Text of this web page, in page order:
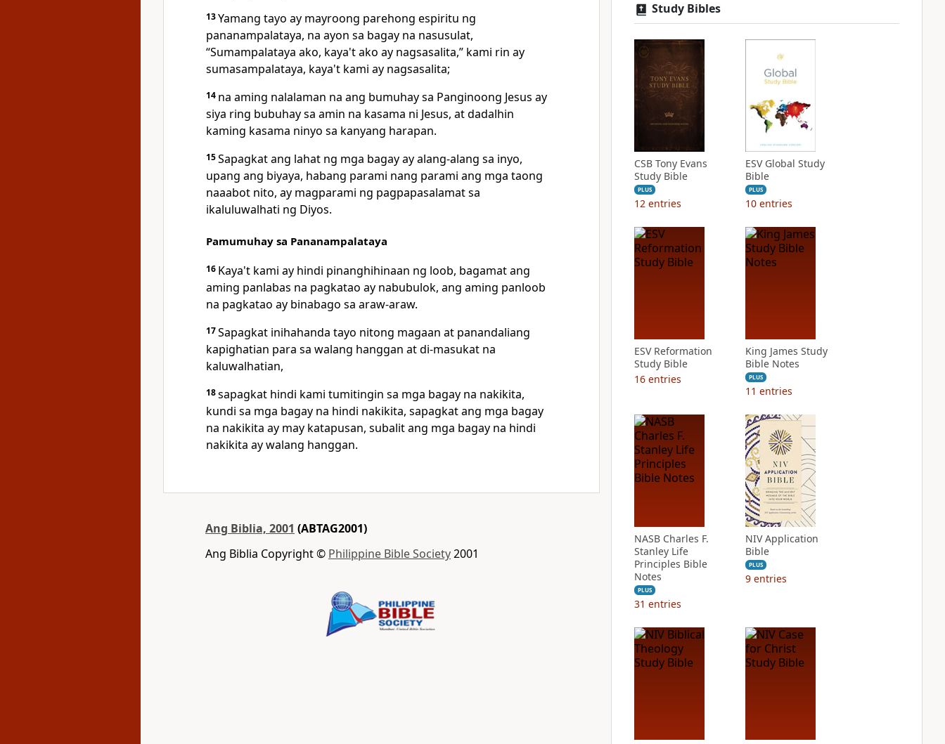
13Yamang tayo ay mayroong parehong espiritu ng
pananampalataya, na ayon sa bagay na nasusulat,
“Sumampalataya ako, kaya't ako ay nagsasalita,” kami rin ay
sumasampalataya, kaya't kami ay nagsasalita;
14 na aming nalalaman na ang bumuhay sa Panginoong Jesus ay
siya ring bubuhay sa amin na kasama ni Jesus, at dadalhin
kaming kasama ninyo sa kanyang harapan.
15Sapagkat ang lahat ng mga bagay ay alang-alang sa inyo,
upang ang biyaya, habang parami nang parami ang mga taong
naaabot nito, ay magparami ng pagpapasalamat sa
ikaluluwalhati ng Diyos.
Pamumuhay sa Pananampalataya
16 Kaya't kami ay hindi pinanghihinaan ng loob, bagamat ang
aming panlabas na pagkatao ay nabubulok, ang aming panloob
na pagkatao ay binabago sa araw-araw.
17Sapagkat inihahanda tayo nitong magaan at panandaliang
kapighatian para sa walang hanggan at di-masukat na
kaluwalhatian,
18sapagkat hindi kami tumitingin sa mga bagay na nakikita,
kundi sa mga bagay na hindi nakikita, sapagkat ang mga bagay
na nakikita ay may katapusan, subalit ang mga bagay na hindi
nakikita ay walang hanggan.
Ang Biblia, 2001 (ABTAG2001)
Ang Biblia Copyright © Philippine Bible Society2001
Study Bibles
CSB Tony Evans
Study Bible
PLUS
12 entries
ESV Global Study
Bible
PLUS
10 entries
ESV Reformation
Study Bible
16 entries
King James Study
Bible Notes
PLUS
11 entries
NASB Charles F.
Stanley Life
Principles Bible
Notes
PLUS
31 entries
NIV Application
Bible
PLUS
9 entries